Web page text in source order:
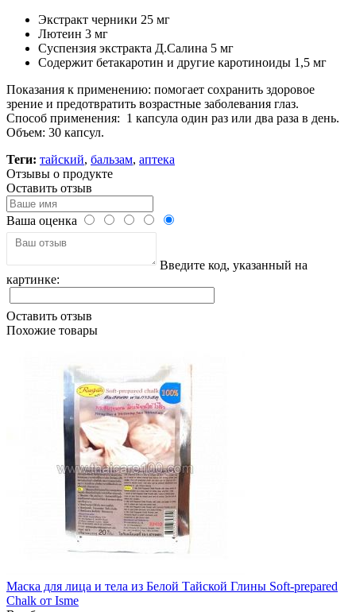
Экстракт черники 25 мг
Лютеин 3 мг
Суспензия экстракта Д.Салина 5 мг
Содержит бетакаротин и другие каротиноиды 1,5 мг
Показания к применению: помогает сохранить здоровое
зрение и предотвратить возрастные заболевания глаз.
Способ применения: 1 капсула один раз или два раза в день.
Объем: 30 капсул.
Теги: тайский, бальзам, аптека
Отзывы о продукте
Оставить отзыв
Ваша оценка
Введите код, указанный на
картинке:
Оставить отзыв
Похожие товары
Маска для лица и тела из Белой Тайской Глины Soft-prepared
Chalk от Isme